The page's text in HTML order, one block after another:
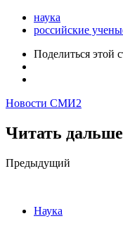
наука
российские
Поделиться этой
Новости СМИ2
Читать дальше
Post
Предыдущий
Наука